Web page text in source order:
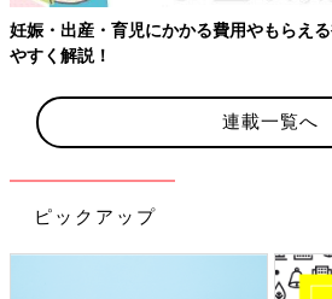
連載一覧へ
ピックアップ